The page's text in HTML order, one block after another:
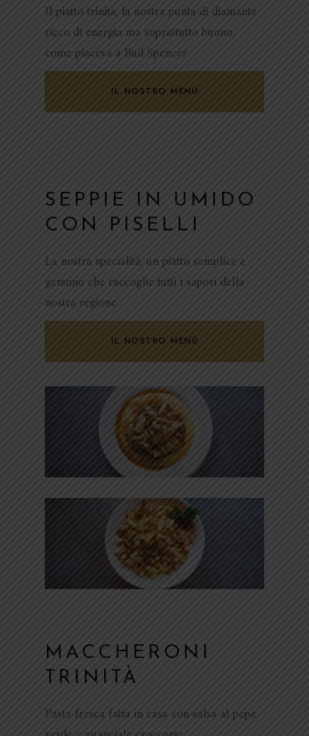
Il piatto trinità, la nostra punta di diamante
ricco di energia ma soprattutto buono,
come piaceva a Bud Spencer
IL NOSTRO MENÙ
SEPPIE IN UMIDO
CON PISELLI
La nostra specialità, un piatto semplice e
genuino che raccoglie tutti i sapori della
nostra regione
IL NOSTRO MENÙ
MACCHERONI
TRINITÀ
Pasta fresca fatta in casa con salsa al pepe